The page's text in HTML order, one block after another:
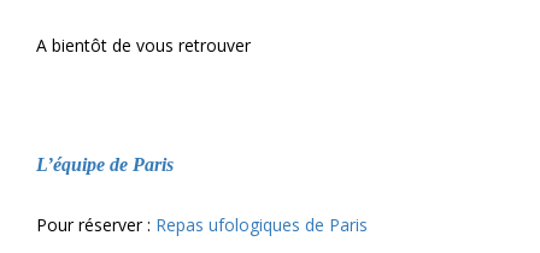
A bientôt de vous retrouver
L’équipe de Paris
Pour réserver : Repas ufologiques de Paris